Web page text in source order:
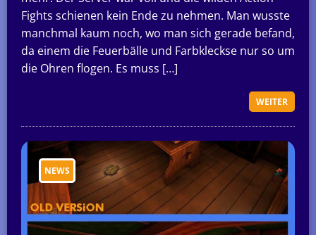
Fights schienen kein Ende zu nehmen. Man wusste
manchmal kaum noch, wo man sich gerade befand,
da einem die Feuerbälle und Farbkleckse nur so um
die Ohren flogen. Es muss […]
WEITER
NEWS